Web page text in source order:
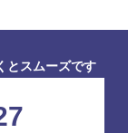
とスムーズです